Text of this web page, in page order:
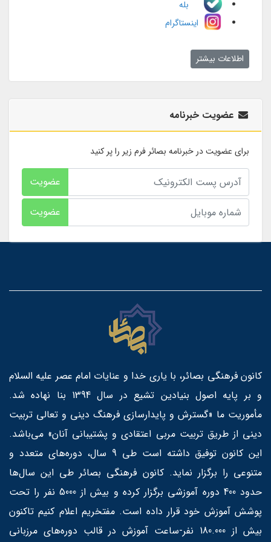
بله
اینستاگرام
اطلاعات بیشتر
عضویت خبرنامه
برای عضویت در خبرنامه بصائر فرم زیر را پر کنید
عضویت
عضویت
کانون فرهنگی بصائر، با یاری خدا و عنایات امام عصر علیه السلام
و بر پایه اصول بنیادین تشیع در سال 1394 بنا نهاده شد.
مأموریت ما «گسترش و پایدارسازی فرهنگ دینی و تعالی تربیت
دینی از طریق تربیت مربی اعتقادی و پشتیبانی آنان» می‌باشد.
این کانون توفیق داشته است طی 9 سال، دوره‌های متعدد و
متنوعی را برگزار نماید. کانون فرهنگی بصائر طی این سال‌ها
حدود 400 دوره آموزشی برگزار کرده و بیش از 5000 نفر را تحت
پوشش آموزش خود قرار داده است. مفتخریم اعلام کنیم تاکنون
بیش از 180.000 نفر-ساعت آموزش در قالب دوره‌های مرزبانی